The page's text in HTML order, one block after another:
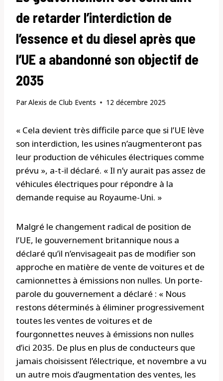
de retarder l’interdiction de
l’essence et du diesel après que
l’UE a abandonné son objectif de
2035
ParAlexis de Club Events 12 décembre 2025
« Cela devient très difficile parce que si l’UE lève
son interdiction, les usines n’augmenteront pas
leur production de véhicules électriques comme
prévu », a-t-il déclaré. « Il n’y aurait pas assez de
véhicules électriques pour répondre à la
demande requise au Royaume-Uni. »
Malgré le changement radical de position de
l’UE, le gouvernement britannique nous a
déclaré qu’il n’envisageait pas de modifier son
approche en matière de vente de voitures et de
camionnettes à émissions non nulles. Un porte-
parole du gouvernement a déclaré : « Nous
restons déterminés à éliminer progressivement
toutes les ventes de voitures et de
fourgonnettes neuves à émissions non nulles
d’ici 2035. De plus en plus de conducteurs que
jamais choisissent l’électrique, et novembre a vu
un autre mois d’augmentation des ventes, les